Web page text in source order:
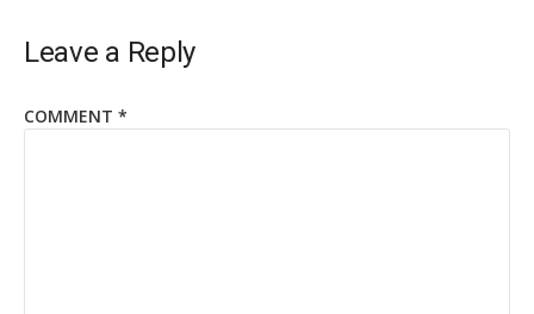
Leave a Reply
COMMENT *